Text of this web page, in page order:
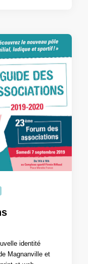
identité
Magnanville et